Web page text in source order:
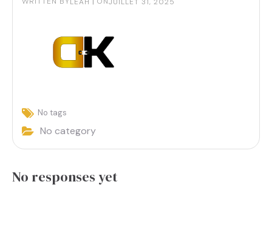
No tags
No category
No responses yet